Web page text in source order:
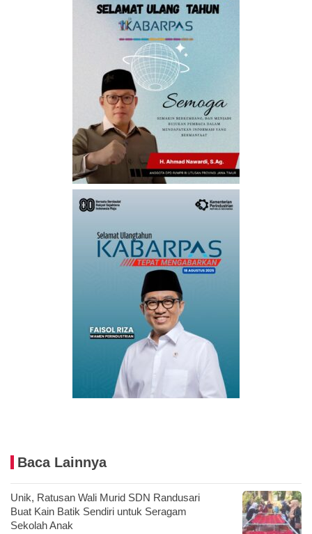
Baca Lainnya
Unik, Ratusan Wali Murid SDN Randusari
Buat Kain Batik Sendiri untuk Seragam
Sekolah Anak